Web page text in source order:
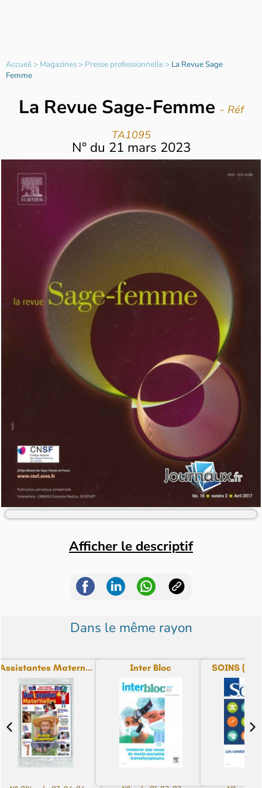
Accueil> Magazines> Presse professionnelle> La Revue Sage
Femme
La Revue Sage-Femme - Réf
TA1095
N° du 21 mars 2023
Afficher le descriptif
Dans le même rayon
Assistantes Matern... Inter Bloc SOINS (la